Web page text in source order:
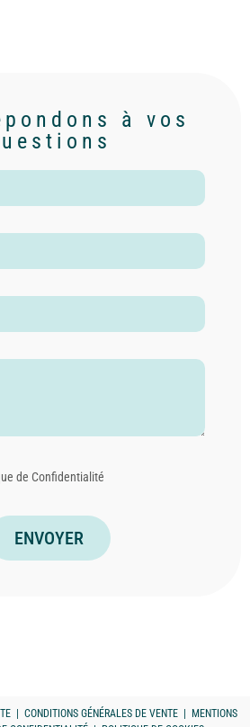
à vos
de Confidentialité
ENVOYER
| CONDITIONS GÉNÉRALES DE VENTE | MENTIONS